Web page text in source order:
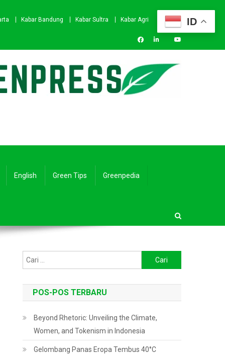
Kabar Bandung Kabar Sultra
Kabar Agri
English Green Tips Greenpedia
untuk:
POS-POS TERBARU
Beyond Rhetoric: Unveiling the Climate,
Women, and Tokenism in Indonesia
Gelombang Panas Eropa Tembus 40°C
ID